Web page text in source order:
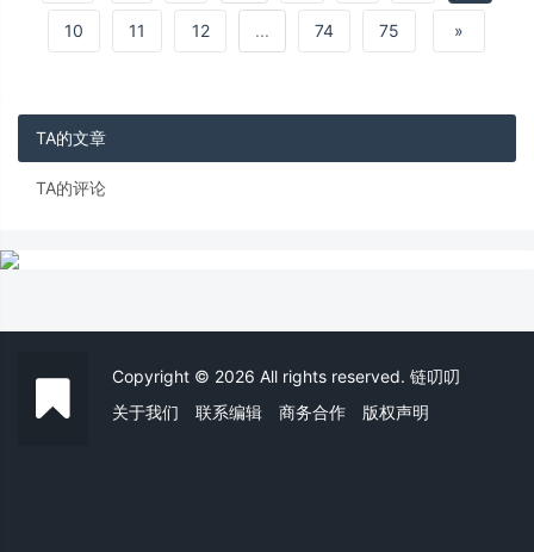
市场数据加密艺术及收藏品新闻特朗普发
10 11 12 ... 74 75 »
TA的文章
TA的评论
Copyright © 2026 All rights reserved. 链叨叨
关于我们
联系编辑 商务合作 版权声明